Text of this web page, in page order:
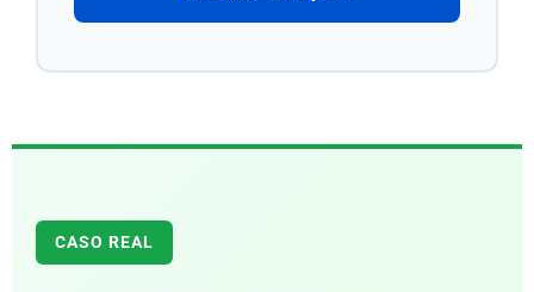
CASO REAL